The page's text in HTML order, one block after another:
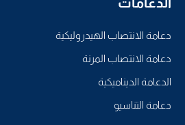
دعامة الانتصاب الهيدروليكية
دعامة الانتصاب المرنة
الدعامة الديناميكية
دعامة التناسيو